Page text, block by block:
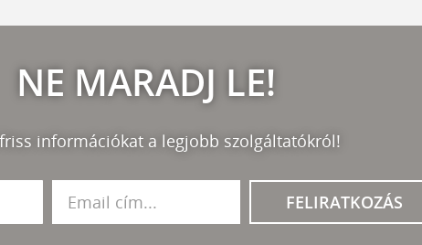
NE MARADJ LE!
információkat a legjobb szolgáltatókról!
FELIRATKOZÁS